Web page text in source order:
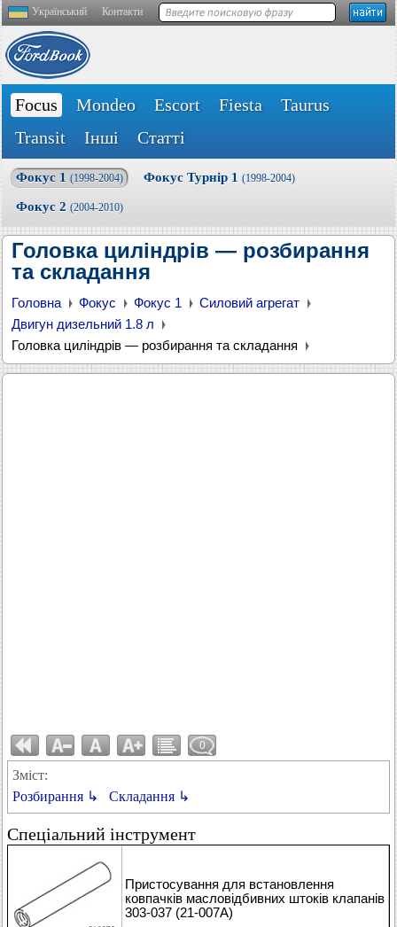
Український Контакти
Focus Mondeo Escort Fiesta
Taurus
Transit
Інші Статті
Фокус 1 (1998-2004) Фокус Турнір 1 (1998-2004)
Фокус 2 (2004-2010)
Головка циліндрів — розбирання
та складання
Головна Фокус Фокус 1
Силовий агрегат
Двигун дизельний 1.8 л
Головка циліндрів — розбирання та складання
0
Зміст:
Розбирання ↳
Складання ↳
Спеціальний інструмент
Пристосування для встановлення
ковпачків масловідбивних штоків клапанів
303-037 (21-007A)